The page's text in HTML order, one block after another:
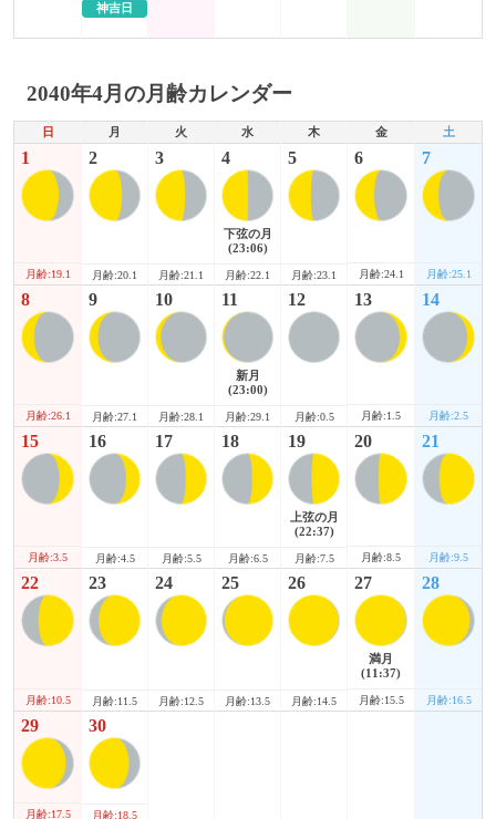
神吉日
2040年4月の月齢カレンダー
日 月 火 水 木 金 土
1
月齢:19.1
2
月齢:20.1
3
月齢:21.1
4
下弦の月
(23:06)
月齢:22.1
5
月齢:23.1
6
月齢:24.1
7
月齢:25.1
8
月齢:26.1
9
月齢:27.1
10
月齢:28.1
11
新月
(23:00)
月齢:29.1
12
月齢:0.5
13
月齢:1.5
14
月齢:2.5
15
月齢:3.5
16
月齢:4.5
17
月齢:5.5
18
月齢:6.5
19
上弦の月
(22:37)
月齢:7.5
20
月齢:8.5
21
月齢:9.5
22
月齢:10.5
23
月齢:11.5
24
月齢:12.5
25
月齢:13.5
26
月齢:14.5
27
満月
(11:37)
月齢:15.5
28
月齢:16.5
29
月齢:17.5
30
月齢:18.5